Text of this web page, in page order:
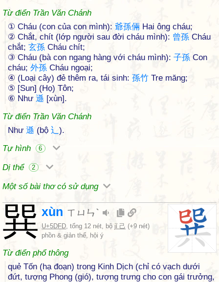
Từ điển Trần Văn Chánh
① Cháu (con của con mình): 爺孫倆 Hai ông cháu;
② Chắt, chít (lớp người sau đời cháu mình): 曾孫 Cháu
chắt; 玄孫 Cháu chít;
③ Cháu (bà con ngang hàng với cháu mình): 子孫 Con
cháu; 外孫 Cháu ngoại;
④ (Loại cây) đẻ thêm ra, tái sinh: 孫竹 Tre măng;
⑤ [Sun] (Họ) Tôn;
⑥ Như 遜 [xùn].
Từ điển Trần Văn Chánh
Như 遜 (bộ 辶 ).
Tự hình
6
Dị thể 2
Một số bài thơ có sử dụng
巽 xùn ㄒㄩㄣˋ
U+5DFD, tổng 12 nét, bộ jǐ 己 (+9 nét)
phồn & giản thể, hội ý
Từ điển phổ thông
quẻ Tốn (hạ đoạn) trong Kinh Dịch (chỉ có vạch dưới
đứt, tượng Phong (gió), tượng trưng cho con gái trưởng,